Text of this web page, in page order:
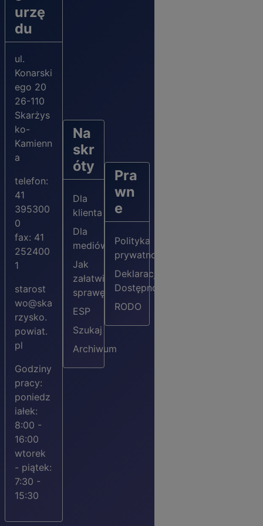
urzę
du
ul.
Konarski
ego 20
26-110
Skarżys
ko-
Kamienn
a
telefon:
41
395300
0
fax: 41
252400
1
starost
wo@ska
rzysko.
powiat.
pl
Godziny
pracy:
poniedz
iałek:
8:00 -
16:00
wtorek
- piątek:
7:30 -
15:30
Na
skr
óty
Dla
klienta
Dla
mediów
Jak
załatwić
sprawę?
ESP
Szukaj
Archiwum
Pra
wn
e
Polityka
prywatności
Deklaracja
Dostępności
RODO